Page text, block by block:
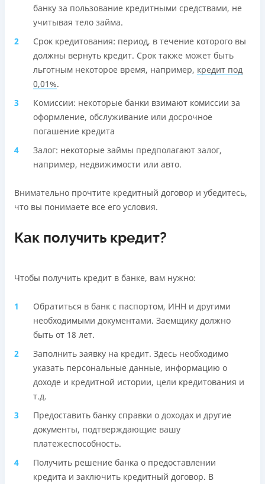
банку за пользование кредитными средствами, не
учитывая тело займа.
Срок кредитования: период, в течение которого вы
должны вернуть кредит. Срок также может быть
льготным некоторое время, например, кредит под
0,01%.
Комиссии: некоторые банки взимают комиссии за
оформление, обслуживание или досрочное
погашение кредита
Залог: некоторые займы предполагают залог,
например, недвижимости или авто.
Внимательно прочтите кредитный договор и убедитесь,
что вы понимаете все его условия.
Как получить кредит?
Чтобы получить кредит в банке, вам нужно:
Обратиться в банк с паспортом, ИНН и другими
необходимыми документами. Заемщику должно
быть от 18 лет.
Заполнить заявку на кредит. Здесь необходимо
указать персональные данные, информацию о
доходе и кредитной истории, цели кредитования и
т.д.
Предоставить банку справки о доходах и другие
документы, подтверждающие вашу
платежеспособность.
Получить решение банка о предоставлении
кредита и заключить кредитный договор. В